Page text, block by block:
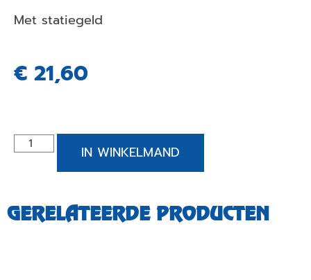
Met statiegeld
€ 21,60
IN WINKELMAND
GERELATEERDE PRODUCTEN